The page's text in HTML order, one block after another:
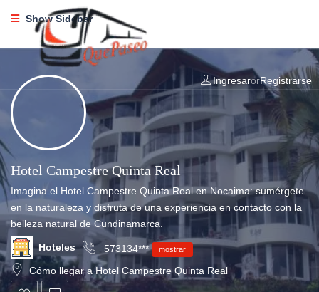
IngresarorRegistrarse
Show Sidebar
Hotel Campestre Quinta Real
Imagina el Hotel Campestre Quinta Real en Nocaima: sumérgete
en la naturaleza y disfruta de una experiencia en contacto con la
belleza natural de Cundinamarca.
Hoteles 573134*** mostrar
Cómo llegar a Hotel Campestre Quinta Real